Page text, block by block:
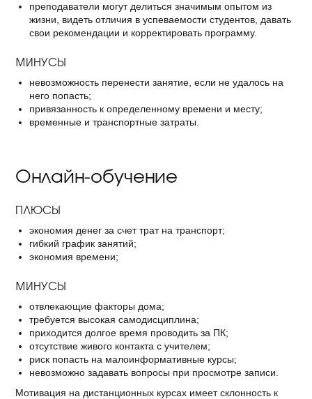
преподаватели могут делиться значимым опытом из
жизни, видеть отличия в успеваемости студентов, давать
свои рекомендации и корректировать программу.
МИНУСЫ
невозможность перенести занятие, если не удалось на
него попасть;
привязанность к определенному времени и месту;
временные и транспортные затраты.
Онлайн-обучение
ПЛЮСЫ
экономия денег за счет трат на транспорт;
гибкий график занятий;
экономия времени;
МИНУСЫ
отвлекающие факторы дома;
требуется высокая самодисциплина;
приходится долгое время проводить за ПК;
отсутствие живого контакта с учителем;
риск попасть на малоинформативные курсы;
невозможно задавать вопросы при просмотре записи.
Мотивация на дистанционных курсах имеет склонность к